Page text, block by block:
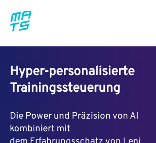
Hyper-personalisierte
Trainingssteuerung
Die Power und Präzision von AI
kombiniert mit